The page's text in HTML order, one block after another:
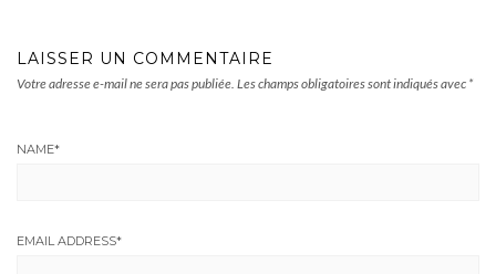
LAISSER UN COMMENTAIRE
Votre adresse e-mail ne sera pas publiée. Les champs obligatoires sont indiqués avec *
NAME*
EMAIL ADDRESS*